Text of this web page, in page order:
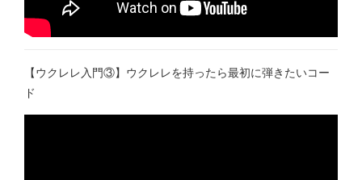
【ウクレレ入門③】ウクレレを持ったら最初に弾きたいコー
ド